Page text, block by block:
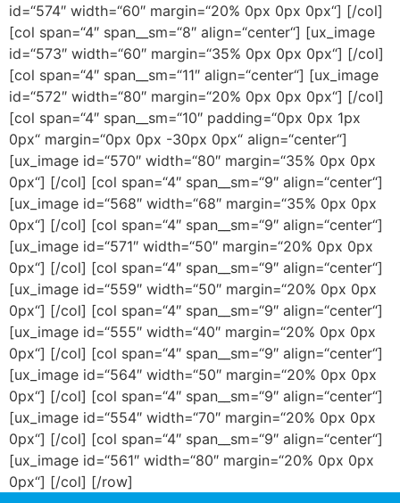
id=“574″ width=“60″ margin=“20% 0px 0px 0px“] [/col]
[col span=“4″ span__sm=“8″ align=“center“] [ux_image
id=“573″ width=“60″ margin=“35% 0px 0px 0px“] [/col]
[col span=“4″ span__sm=“11″ align=“center“] [ux_image
id=“572″ width=“80″ margin=“20% 0px 0px 0px“] [/col]
[col span=“4″ span__sm=“10″ padding=“0px 0px 1px
0px“ margin=“0px 0px -30px 0px“ align=“center“]
[ux_image id=“570″ width=“80″ margin=“35% 0px 0px
0px“] [/col] [col span=“4″ span__sm=“9″ align=“center“]
[ux_image id=“568″ width=“68″ margin=“35% 0px 0px
0px“] [/col] [col span=“4″ span__sm=“9″ align=“center“]
[ux_image id=“571″ width=“50″ margin=“20% 0px 0px
0px“] [/col] [col span=“4″ span__sm=“9″ align=“center“]
[ux_image id=“559″ width=“50″ margin=“20% 0px 0px
0px“] [/col] [col span=“4″ span__sm=“9″ align=“center“]
[ux_image id=“555″ width=“40″ margin=“20% 0px 0px
0px“] [/col] [col span=“4″ span__sm=“9″ align=“center“]
[ux_image id=“564″ width=“50″ margin=“20% 0px 0px
0px“] [/col] [col span=“4″ span__sm=“9″ align=“center“]
[ux_image id=“554″ width=“70″ margin=“20% 0px 0px
0px“] [/col] [col span=“4″ span__sm=“9″ align=“center“]
[ux_image id=“561″ width=“80″ margin=“20% 0px 0px
0px“] [/col] [/row]